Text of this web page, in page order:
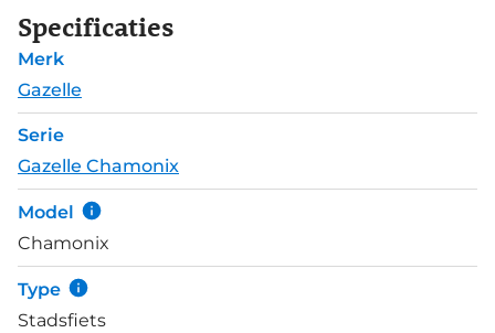
moment worden aangepast naar wat voor jou de
comfortabele zitpositie is. De ontwerpers van de
Chamonix S8 maken gebruik van het lichtgewicht
aluminium. Dat is een hoogwaardig materiaal dat
een laag gewicht combineert met een hoge
duurzaamheid. Door de bijzondere eigenschappen
van dit metaal treedt er ook geen roest op wanneer
de lak per ongeluk beschadigd raakt.
Specificaties
Merk
Gazelle
Serie
Gazelle Chamonix
Model
Chamonix
Type
Stadsfiets